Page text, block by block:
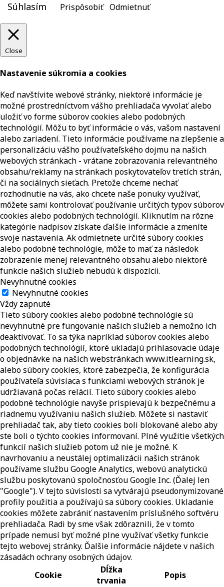
Súhlasím Prispôsobiť Odmietnuť
Close
Nastavenie súkromia a cookies
Keď navštívite webové stránky, niektoré informácie je
možné prostredníctvom vášho prehliadača vyvolať alebo
uložiť vo forme súborov cookies alebo podobných
technológií. Môžu to byť informácie o vás, vašom nastavení
alebo zariadení. Tieto informácie používame na zlepšenie a
personalizáciu vášho používateľského dojmu na našich
webových stránkach - vrátane zobrazovania relevantného
obsahu/reklamy na stránkach poskytovateľov tretích strán,
či na sociálnych sieťach. Pretože chceme nechať
rozhodnutie na vás, ako chcete naše ponuky využívať,
môžete sami kontrolovať používanie určitých typov súborov
cookies alebo podobných technológií. Kliknutím na rôzne
kategórie nadpisov získate ďalšie informácie a zmeníte
svoje nastavenia. Ak odmietnete určité súbory cookies
alebo podobné technológie, môže to mať za následok
zobrazenie menej relevantného obsahu alebo niektoré
funkcie našich služieb nebudú k dispozícii.
Nevyhnutné cookies
Nevyhnutné cookies
Vždy zapnuté
Tieto súbory cookies alebo podobné technológie sú
nevyhnutné pre fungovanie našich služieb a nemožno ich
deaktivovať. To sa týka napríklad súborov cookies alebo
podobných technológií, ktoré ukladajú prihlasovacie údaje
o objednávke na našich webstránkach www.itlearning.sk,
alebo súbory cookies, ktoré zabezpečia, že konfigurácia
používateľa súvisiaca s funkciami webových stránok je
udržiavaná počas relácií. Tieto súbory cookies alebo
podobné technológie navyše prispievajú k bezpečnému a
riadnemu využívaniu našich služieb. Môžete si nastaviť
prehliadač tak, aby tieto cookies boli blokované alebo aby
ste boli o týchto cookies informovaní. Plné využitie všetkých
funkcií našich služieb potom už nie je možné. K
navrhovaniu a neustálej optimalizácii našich stránok
používame službu Google Analytics, webovú analytickú
službu poskytovanú spoločnosťou Google Inc. (Ďalej len
"Google"). V tejto súvislosti sa vytvárajú pseudonymizované
profily použitia a používajú sa súbory cookies. Ukladanie
cookies môžete zabrániť nastavením príslušného softvéru
prehliadača. Radi by sme však zdôraznili, že v tomto
prípade nemusí byť možné plne využívať všetky funkcie
tejto webovej stránky. Ďalšie informácie nájdete v našich
zásadách ochrany osobných údajov.
Cookie
Dĺžka
trvania
Popis